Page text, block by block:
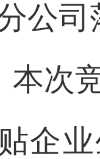
公司
本次
企